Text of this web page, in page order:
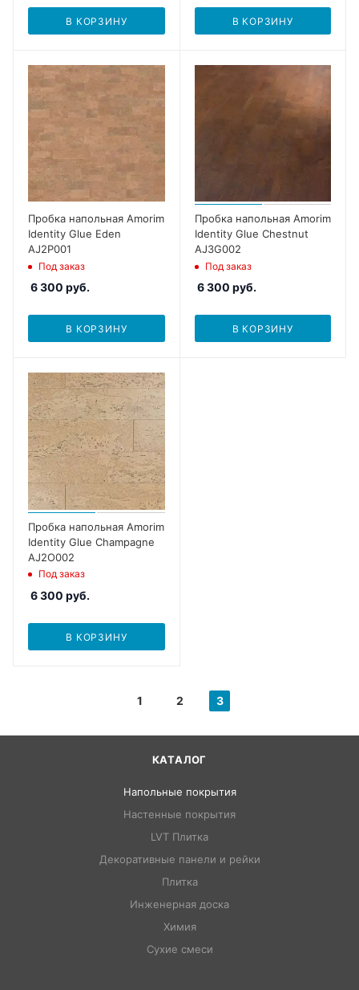
В КОРЗИНУ В КОРЗИНУ
Пробка напольная Amorim
Identity Glue Eden
AJ2P001
Под заказ
6 300 руб.
В КОРЗИНУ
Пробка напольная Amorim
Identity Glue Chestnut
AJ3G002
Под заказ
6 300 руб.
В КОРЗИНУ
Пробка напольная Amorim
Identity Glue Champagne
AJ2O002
Под заказ
6 300 руб.
В КОРЗИНУ
1 2 3
КАТАЛОГ
Напольные покрытия
Настенные покрытия
LVT Плитка
Декоративные панели и рейки
Плитка
Инженерная доска
Химия
Сухие смеси